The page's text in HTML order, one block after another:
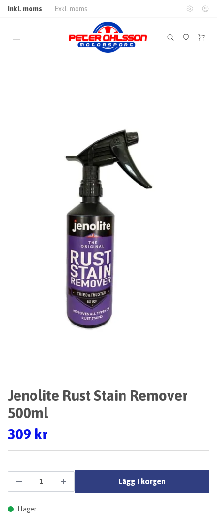
Inkl. moms Exkl. moms
Jenolite Rust Stain Remover
500ml
309 kr
Lägg i korgen
I lager